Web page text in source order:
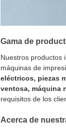
Gama de
Nuestros productos
máquinas de
eléctricos, piezas
ventosa, máquina
requisitos de los
Acerca de